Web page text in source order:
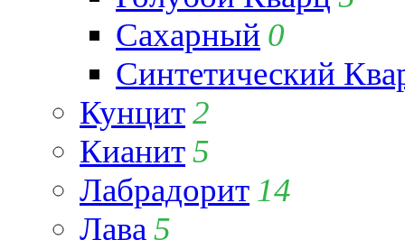
Сахарный 0
Синтетический
Кунцит2
Кианит5
Лабрадорит 14
Лава 5